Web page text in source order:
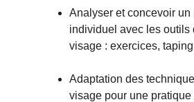
Analyser et concevoir un
individuel avec les outils
visage : exercices,
Adaptation des
visage pour une pratique